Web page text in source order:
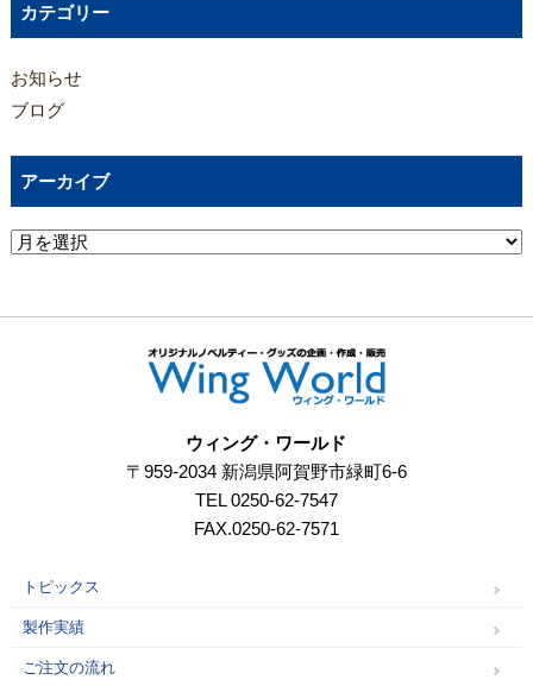
カテゴリー
お知らせ
ブログ
アーカイブ
ウィング・ワールド
〒959-2034 新潟県阿賀野市緑町6-6
TEL 0250-62-7547
FAX.0250-62-7571
トピックス
製作実績
ご注文の流れ